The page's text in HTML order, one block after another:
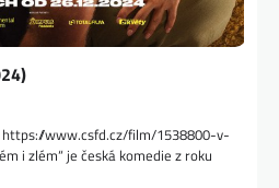
https://www.csfd.cz/film/1538800-v-
i zlém“ je česká komedie z roku